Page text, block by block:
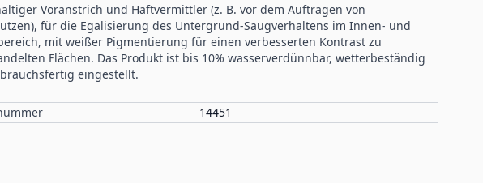
Voranstrich und Haftvermittler (z. B. vor dem Auftragen von
für die Egalisierung des Untergrund-Saugverhaltens im Innen- und
mit weißer Pigmentierung für einen verbesserten Kontrast zu
Flächen. Das Produkt ist bis 10% wasserverdünnbar, wetterbeständig
eingestellt.
14451